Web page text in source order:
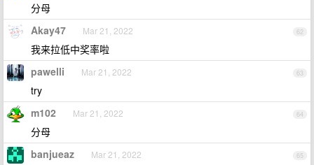
分母
62
Akay47 Mar 21, 2022
我来拉低中奖率啦
63
pawelli Mar 21, 2022
try
64
m102 Mar 21, 2022
分母
65
banjueaz Mar 21, 2022